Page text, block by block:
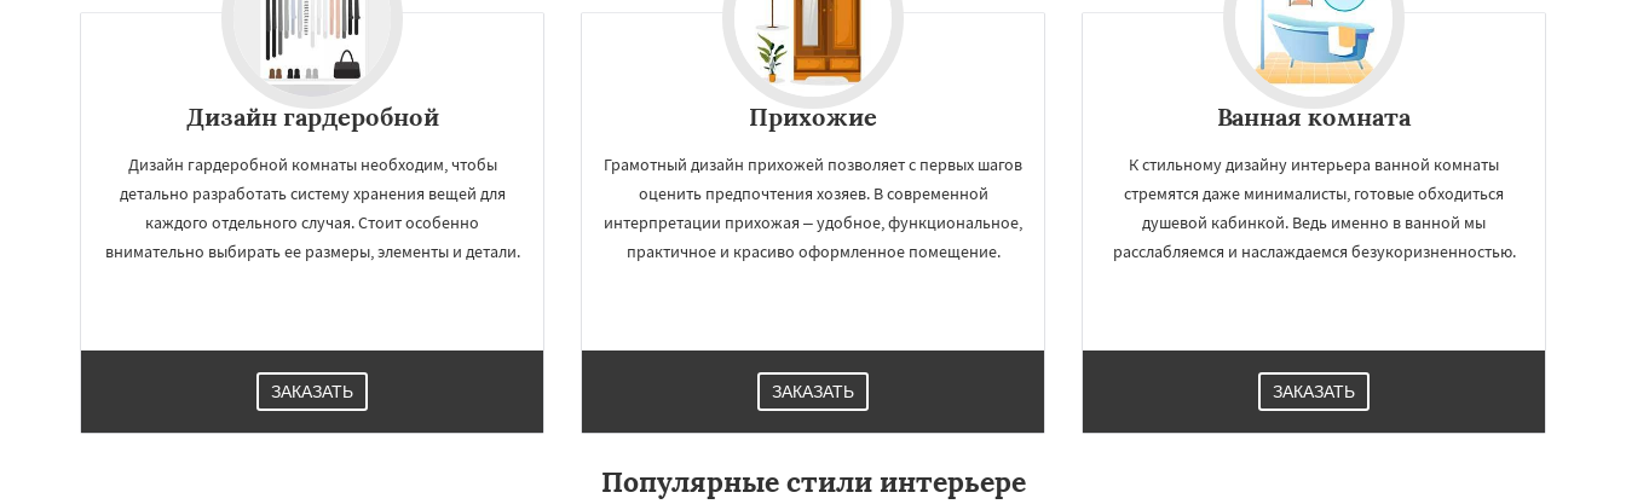
Дизайн гардеробной
Дизайн гардеробной комнаты необходим, чтобы
детально разработать систему хранения вещей для
каждого отдельного случая. Стоит особенно
внимательно выбирать ее размеры, элементы и детали.
ЗАКАЗАТЬ
Прихожие
Грамотный дизайн прихожей позволяет с первых шагов
оценить предпочтения хозяев. В современной
интерпретации прихожая – удобное, функциональное,
практичное и красиво оформленное помещение.
ЗАКАЗАТЬ
Ванная комната
К стильному дизайну интерьера ванной комнаты
стремятся даже минималисты, готовые обходиться
душевой кабинкой. Ведь именно в ванной мы
расслабляемся и наслаждаемся безукоризненностью.
ЗАКАЗАТЬ
Популярные стили интерьере